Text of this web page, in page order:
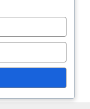
espace
bien-être
de